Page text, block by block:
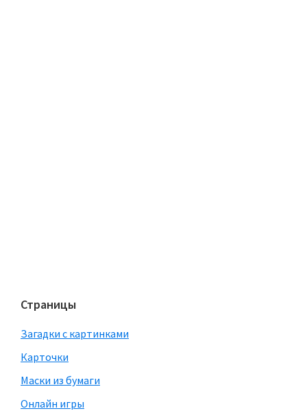
Страницы
Загадки с картинками
Карточки
Маски из бумаги
Онлайн игры